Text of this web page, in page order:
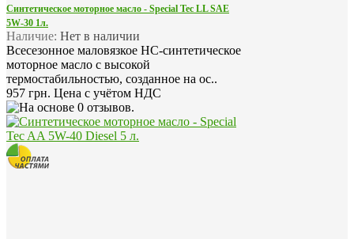
Синтетическое моторное масло - Special Tec LL SAE
5W-30 1л.
Наличие: Нет в наличии
Всесезонное маловязкое HC-синтетическое
моторное масло с высокой
термостабильностью, созданное на ос..
957 грн. Цена с учётом НДС